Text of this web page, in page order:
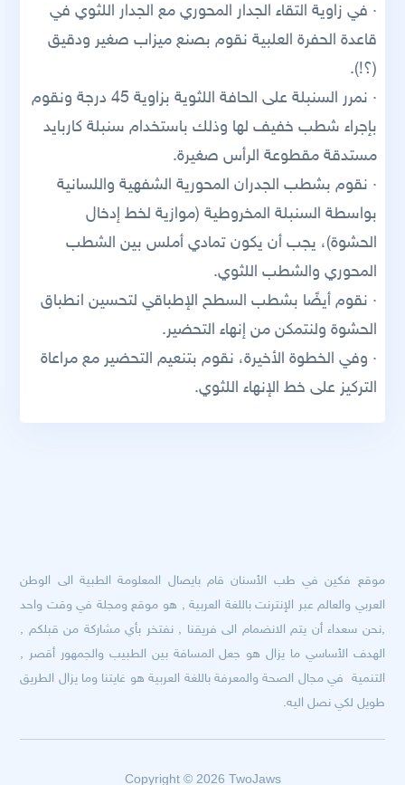
· في زاوية التقاء الجدار المحوري مع الجدار اللثوي في
قاعدة الحفرة العلبية نقوم بصنع ميزاب صغير ودقيق
(؟!).
· نمرر السنبلة على الحافة اللثوية بزاوية 45 درجة ونقوم
بإجراء شطب خفيف لها وذلك باستخدام سنبلة كاربايد
مستدقة مقطوعة الرأس صغيرة.
· نقوم بشطب الجدران المحورية الشفهية واللسانية
بواسطة السنبلة المخروطية (موازية لخط إدخال
الحشوة)، يجب أن يكون تمادي أملس بين الشطب
المحوري والشطب اللثوي.
· نقوم أيضًا بشطب السطح الإطباقي لتحسين انطباق
الحشوة ولنتمكن من إنهاء التحضير.
· وفي الخطوة الأخيرة، نقوم بتنعيم التحضير مع مراعاة
التركيز على خط الإنهاء اللثوي.
موقع فكين في طب الأسنان قام بايصال المعلومة الطبية الى الوطن
العربي والعالم عبر الإنترنت باللغة العربية , هو موقع ومجلة في وقت واحد
,نحن سعداء أن يتم الانضمام الى فريقنا , نفتخر بأي مشاركة من قبلكم ,
الهدف الأساسي ما يزال هو جعل المسافة بين الطبيب والجمهور أقصر ,
التنمية في مجال الصحة والمعرفة باللغة العربية هو غايتنا وما يزال الطريق
طويل لكي نصل اليه.
Copyright © 2026 TwoJaws